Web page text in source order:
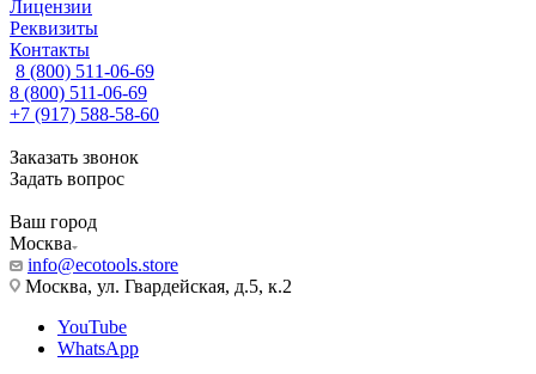
Лицензии
Реквизиты
Контакты
8 (800) 511-06-69
8 (800) 511-06-69
+7 (917) 588-58-60
Заказать звонок
Задать вопрос
Ваш город
Москва
info@ecotools.store
Москва, ул. Гвардейская, д.5, к.2
YouTube
WhatsApp